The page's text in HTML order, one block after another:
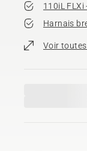
110iL
Harnais
Voir